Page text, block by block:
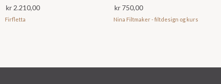
kr2.210,00
Firfletta
kr 750,00
Nina Filtmaker - filtdesign og kurs